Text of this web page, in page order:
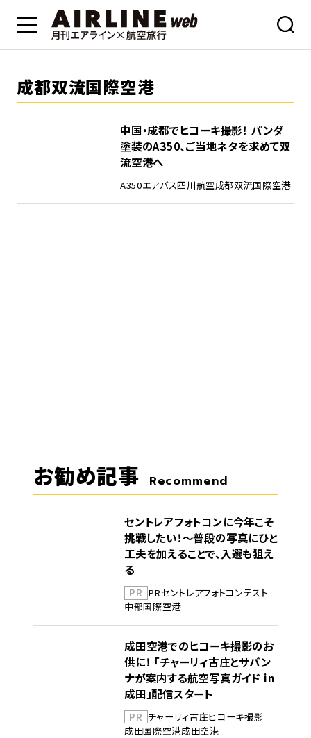
成都双流国際空港
中国・成都でヒコーキ撮影！ パンダ
塗装のA350、ご当地ネタを求めて双
流空港へ
A350エアバス四川航空成都双流国際空港
お勧め記事 Recommend
セントレアフォトコンに今年こそ
挑戦したい！～普段の写真にひと
工夫を加えることで、入選も狙え
る
PR PRセントレアフォトコンテスト
中部国際空港
成田空港でのヒコーキ撮影のお
供に！ 「チャーリィ古庄とサバン
ナが案内する航空写真ガイド in
成田」配信スタート
PR チャーリィ古庄ヒコーキ撮影
成田国際空港成田空港